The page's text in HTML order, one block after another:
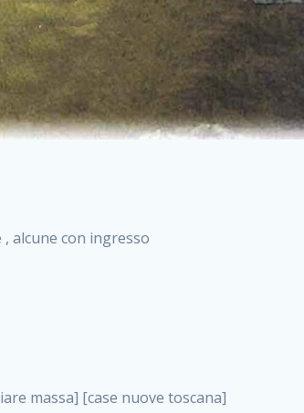
alcune con ingresso
imprese edili treviso impresa edile catania case in vendita roma tiburtina vendita appartamenti nuova costruzione vendita immobili commerciali case nuove in vendita milano nuove costruzioni seregno cerca casa vendita cerco casa milano vendita nuove costruzioni milano ovest vendita case nuove milano imprese edili modena nuove costruzioni milano centro case in vendita aranova nuove abitazioni, annunci immobiliari on line ., annunci immobiliari on line . nuove costruzioni brescia nuove costruzioni como appartamenti nuovi in vendita a milano case in vendita bologna nuove costruzioni appartamenti in vendita milano nuova costruzione imprese edili como morena nuove costruzioni nuove costruzioni case vendita appartamenti nuovi nuove costruzioni salerno eurekasa villette in costruzione bilocali nuovi case nuove in vendita a roma case in vendita con permuta nuove costruzioni trento impresa edile varese imprese costruzioni milano imprese edili venezia case in vendita prenestina imprese edili spa nuove costruzioni gallarate roma nuove costruzioni case in nuova costruzione nuovi case nuove in vendita a milano nuove costruzioni loano nuovi cantieri milano imprese edili novara case in vendita roma est imprese di costruzioni roma appartamenti in costruzione milano nuovi cantieri cerco casa vendita milano nuove costruzioni brugherio vendita case da imprese edili imprese edili udine nuove costruzioni direttamente dal costruttore imprese edili vicenza case in vendita a loano nuova costruzione nuove villette prezzi case nuove case in vendita in costruzione compravendita terreno agricolo cantiere, annunci immobiliari on line . case in vendita milano navigli costruzione nuova casa costruzioni nuove milano nuove costruzioni roma rent to buy nuove costruzioni taranto palazzo in costruzione vendita appartamenti nuova costruzione milano centro costruzioni milano case in vendita milano nuove costruzioni case in vendita milano sud impresa edile como case nuove a roma boccea case in vendita imprese edili trento nuove costruzioni buccinasco case in costruzione a milano nuove costruzioni ripamonti case in vendita a salerno nuove costruzioni nuove residenze milano case nuove vendita milano nuove costruzioni milano nord nuove costruzioni livorno vendita nuove costruzioni roma nuove costruzioni liguria costruzioni roma cerco casa roma vendita nuove costruzioni classe a impresa edile rimini nuovi annunci case in vendita nuove costruzioni magenta todini costruzioni case grezze in vendita vendita appartamenti nuovi milano case in vendita gallaratese milano nuove costruzioni arezzo, annunci immobiliari on line . case in vendita castelverde case nuove dal costruttore nuovo appartamento nuove costruzioni desenzano imprese edili lombardia imprese edili veneto appartamenti in costruzione roma case vendita pescara nuove costruzioni case in vendita ad acilia imprese edili verona e provincia nuove costruzioni desio appartamenti classe a milano firenze nuove costruzioni pirelli re immobiliare grandi imprese di costruzioni case in vendita torresina roma case in vendita navigli milano nuove costruzioni roma centro nuovecostruzioni appartamenti nuovi a milano impresa edile ancona nuove residenze dragona case in vendita nuove costruzioni brindisi vendita nuove costruzioni milano case in vendita arredat